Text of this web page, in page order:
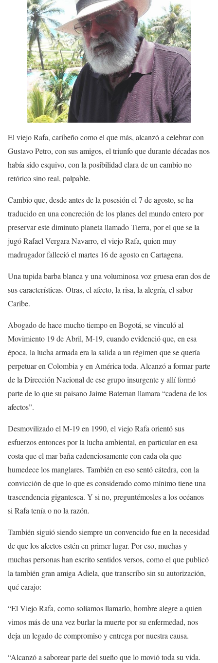
El viejo Rafa, caribeño como el que más, alcanzó a celebrar con
Gustavo Petro, con sus amigos, el triunfo que durante décadas nos
había sido esquivo, con la posibilidad clara de un cambio no
retórico sino real, palpable.
Cambio que, desde antes de la posesión el 7 de agosto, se ha
traducido en una concreción de los planes del mundo entero por
preservar este diminuto planeta llamado Tierra, por el que se la
jugó Rafael Vergara Navarro, el viejo Rafa, quien muy
madrugador falleció el martes 16 de agosto en Cartagena.
Una tupida barba blanca y una voluminosa voz gruesa eran dos de
sus características. Otras, el afecto, la risa, la alegría, el sabor
Caribe.
Abogado de hace mucho tiempo en Bogotá, se vinculó al
Movimiento 19 de Abril, M-19, cuando evidenció que, en esa
época, la lucha armada era la salida a un régimen que se quería
perpetuar en Colombia y en América toda. Alcanzó a formar parte
de la Dirección Nacional de ese grupo insurgente y allí formó
parte de lo que su paisano Jaime Bateman llamara “cadena de los
afectos”.
Desmovilizado el M-19 en 1990, el viejo Rafa orientó sus
esfuerzos entonces por la lucha ambiental, en particular en esa
costa que el mar baña cadenciosamente con cada ola que
humedece los manglares. También en eso sentó cátedra, con la
convicción de que lo que es considerado como mínimo tiene una
trascendencia gigantesca. Y si no, preguntémosles a los océanos
si Rafa tenía o no la razón.
También siguió siendo siempre un convencido fue en la necesidad
de que los afectos estén en primer lugar. Por eso, muchas y
muchas personas han escrito sentidos versos, como el que publicó
la también gran amiga Adiela, que transcribo sin su autorización,
qué carajo:
“El Viejo Rafa, como solíamos llamarlo, hombre alegre a quien
vimos más de una vez burlar la muerte por su enfermedad, nos
deja un legado de compromiso y entrega por nuestra causa.
“Alcanzó a saborear parte del sueño que lo movió toda su vida.